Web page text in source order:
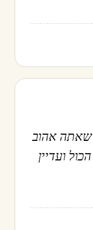
שאתה אהוב
ועדיין